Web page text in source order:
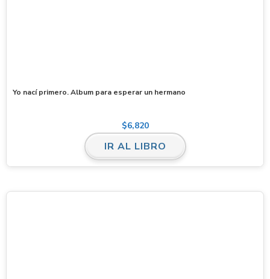
Yo nací primero. Album para esperar un hermano
$6,820
IR AL LIBRO